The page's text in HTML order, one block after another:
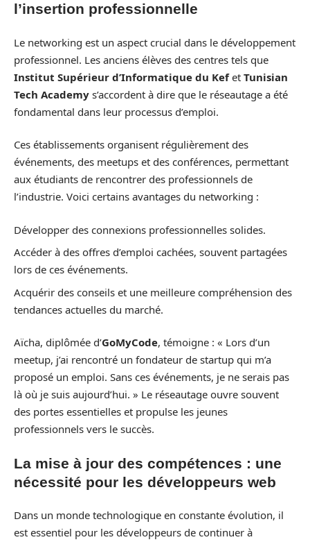
l’insertion professionnelle
Le networking est un aspect crucial dans le développement
professionnel. Les anciens élèves des centres tels que
Institut Supérieur d’Informatique du Kefet Tunisian
Tech Academy s’accordent à dire que le réseautage a été
fondamental dans leur processus d’emploi.
Ces établissements organisent régulièrement des
événements, des meetups et des conférences, permettant
aux étudiants de rencontrer des professionnels de
l’industrie. Voici certains avantages du networking :
Développer des connexions professionnelles solides.
Accéder à des offres d’emploi cachées, souvent partagées
lors de ces événements.
Acquérir des conseils et une meilleure compréhension des
tendances actuelles du marché.
Aïcha, diplômée d’GoMyCode, témoigne : « Lors d’un
meetup, j’ai rencontré un fondateur de startup qui m’a
proposé un emploi. Sans ces événements, je ne serais pas
là où je suis aujourd’hui. » Le réseautage ouvre souvent
des portes essentielles et propulse les jeunes
professionnels vers le succès.
La mise à jour des compétences : une
nécessité pour les développeurs web
Dans un monde technologique en constante évolution, il
est essentiel pour les développeurs de continuer à